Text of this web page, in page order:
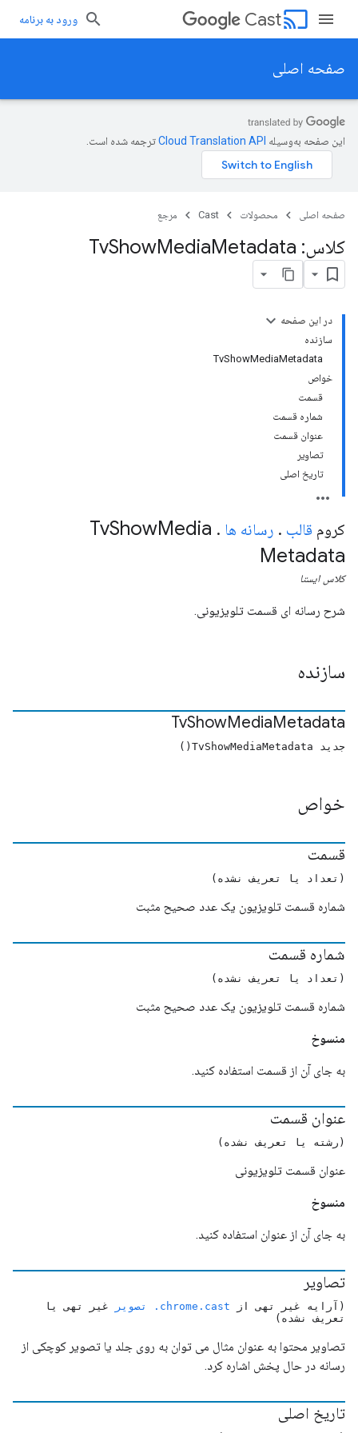
cast
Cast ورود به برنامه
صفحه اصلی
این صفحه به‌وسیله ترجمه شده است.
صفحه اصلی محصولات Cast مرجع
کلاس: Tv ShowMediaMetadata
در این صفحه
سازنده
TvShowMediaMetadata
خواص
قسمت
شماره قسمت
عنوان قسمت
تصاویر
تاریخ اصلی
کروم قالب . رسانه ها .
TvShowMedia
Metadata
کلاس ایستا
شرح رسانه ای قسمت تلویزیونی.
سازنده
TvShowMediaMetadata
جدید TvShowMediaMetadata()
خواص
قسمت
(تعداد یا تعریف نشده)
شماره قسمت تلویزیون یک عدد صحیح مثبت
شماره قسمت
(تعداد یا تعریف نشده)
شماره قسمت تلویزیون یک عدد صحیح مثبت
منسوخ
به جای آن از قسمت استفاده کنید.
عنوان قسمت
(رشته یا تعریف نشده)
عنوان قسمت تلویزیونی
منسوخ
به جای آن از عنوان استفاده کنید.
تصاویر
(آرایه غیر تهی از chrome.cast. تصویر
غیر تهی یا
تعریف نشده)
تصاویر محتوا به عنوان مثال می توان به روی جلد یا تصویر کوچکی از
رسانه در حال پخش اشاره کرد.
تاریخ اصلی